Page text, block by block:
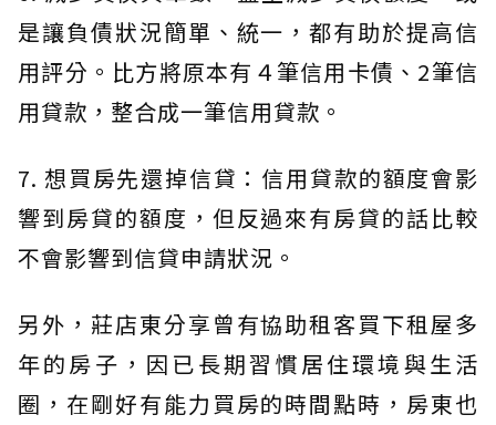
是讓負債狀況簡單、統一，都有助於提高信
用評分。比方將原本有４筆信用卡債、2筆信
用貸款，整合成一筆信用貸款。
7. 想買房先還掉信貸：信用貸款的額度會影
響到房貸的額度，但反過來有房貸的話比較
不會影響到信貸申請狀況。
另外，莊店東分享曾有協助租客買下租屋多
年的房子，因已長期習慣居住環境與生活
圈，在剛好有能力買房的時間點時，房東也